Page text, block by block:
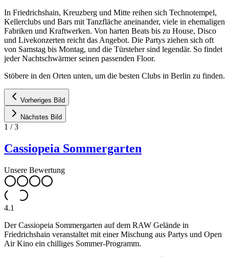
In Friedrichshain, Kreuzberg und Mitte reihen sich Technotempel,
Kellerclubs und Bars mit Tanzfläche aneinander, viele in ehemaligen
Fabriken und Kraftwerken. Von harten Beats bis zu House, Disco
und Livekonzerten reicht das Angebot. Die Partys ziehen sich oft
von Samstag bis Montag, und die Türsteher sind legendär. So findet
jeder Nachtschwärmer seinen passenden Floor.
Stöbere in den Orten unten, um die besten Clubs in Berlin zu finden.
Vorheriges Bild
Nächstes Bild
1 /3
Cassiopeia Sommergarten
Unsere Bewertung
4.1
Der Cassiopeia Sommergarten auf dem RAW Gelände in
Friedrichshain veranstaltet mit einer Mischung aus Partys und Open
Air Kino ein chilliges Sommer-Programm.